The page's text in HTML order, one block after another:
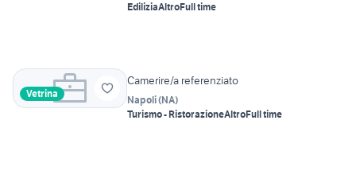
EdiliziaAltroFull time
Vetrina
Camerire/a referenziato
Napoli(NA)
Turismo - RistorazioneAltroFull time